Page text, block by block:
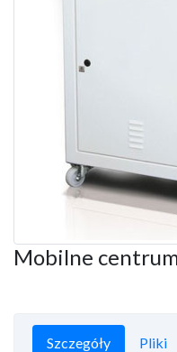
Mobilne
Szczegóły Pliki